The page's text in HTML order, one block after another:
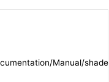
Manual/